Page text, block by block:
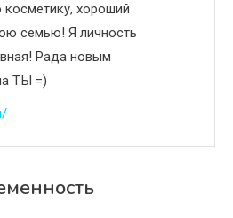
косметику, хороший
семью! Я личность
Рада новым
ТЫ =)